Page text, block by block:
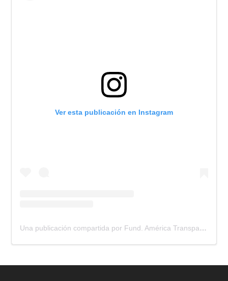
Ver esta publicación en Instagram
Una publicación compartida por Fund. América Transparente (@america_transparente)